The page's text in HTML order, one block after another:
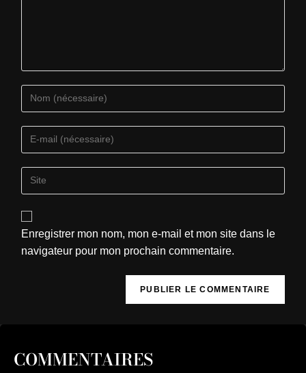
Enregistrer mon nom, mon e-mail et mon site dans le
navigateur pour mon prochain commentaire.
COMMENTAIRES